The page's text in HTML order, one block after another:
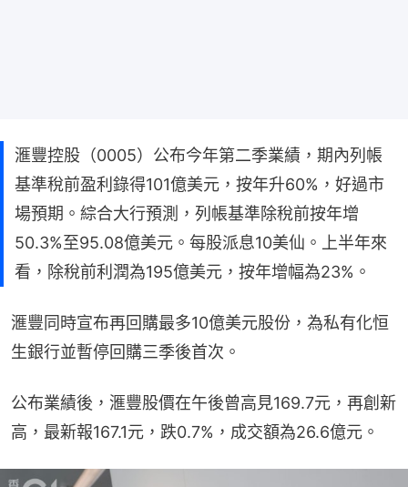
滙豐控股（0005）公布今年第二季業績，期內列帳
基準稅前盈利錄得101億美元，按年升60%，好過市
場預期。綜合大行預測，列帳基準除稅前按年增
50.3%至95.08億美元。每股派息10美仙。上半年來
看，除稅前利潤為195億美元，按年增幅為23%。
滙豐同時宣布再回購最多10億美元股份，為私有化恒
生銀行並暫停回購三季後首次。
公布業績後，滙豐股價在午後曾高見169.7元，再創新
高，最新報167.1元，跌0.7%，成交額為26.6億元。